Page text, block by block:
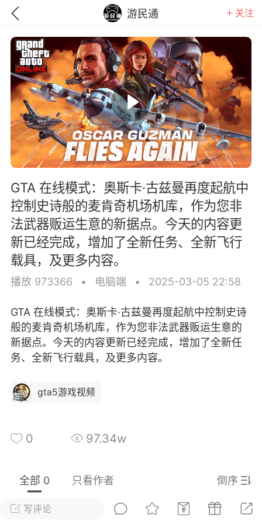
游民通 关注
GTA6 RDR2 逃离塔科夫
彩虹六号 绝地求生 战地5
游戏商城 每日签到 每日排行
19 23:03
电脑端 问题解决
像 — 我的订单 — 待评价 — 查看订单，
看卡密详情问：我...
写评论
GTA 在线模式：奥斯卡·古兹曼再度起航中
控制史诗般的麦肯奇机场机库，作为您非
法武器贩运生意的新据点。今天的内容更
新已经完成，增加了全新任务、全新飞行
载具，及更多内容。
播放 973366 • 电脑端 • 2025-03-05 22:58
GTA 在线模式：奥斯卡·古兹曼再度起航中控制史诗
般的麦肯奇机场机库，作为您非法武器贩运生意的
新据点。今天的内容更新已经完成，增加了全新任
务、全新飞行载具，及更多内容。
gta5游戏视频
0 97.34w
全部 0 只看作者 倒序